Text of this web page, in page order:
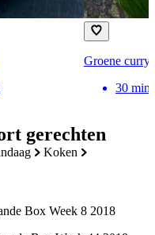
gerechten
koken
Box Week 8 2018
Groene curry
30 min